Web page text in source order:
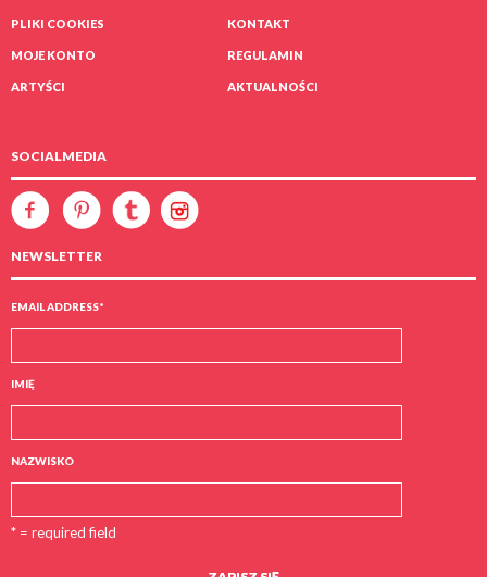
PLIKI COOKIES KONTAKT
MOJE KONTO REGULAMIN
ARTYŚCI AKTUALNOŚCI
SOCIALMEDIA
NEWSLETTER
EMAIL ADDRESS*
IMIĘ
NAZWISKO
* = required field